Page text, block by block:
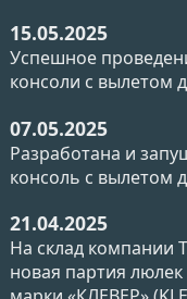
15.05.2025
Успешное
консоли с вылетом
07.05.2025
Разработана и
консоль с вылетом
21.04.2025
На склад компании
новая партия